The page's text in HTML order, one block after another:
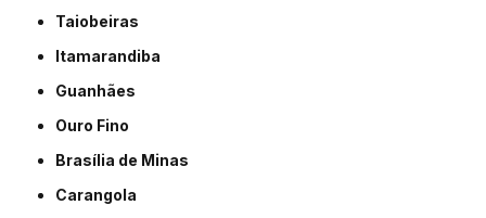
Taiobeiras
Itamarandiba
Guanhães
Ouro Fino
Brasília de Minas
Carangola